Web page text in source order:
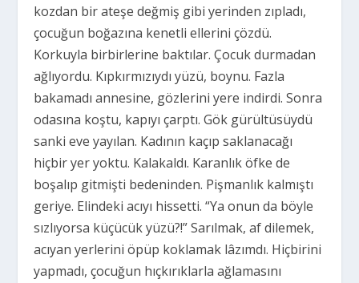
kozdan bir ateşe değmiş gibi yerinden zıpladı,
çocuğun boğazına kenetli ellerini çözdü.
Korkuyla birbirlerine baktılar. Çocuk durmadan
ağlıyordu. Kıpkırmızıydı yüzü, boynu. Fazla
bakamadı annesine, gözlerini yere indirdi. Sonra
odasına koştu, kapıyı çarptı. Gök gürültüsüydü
sanki eve yayılan. Kadının kaçıp saklanacağı
hiçbir yer yoktu. Kalakaldı. Karanlık öfke de
boşalıp gitmişti bedeninden. Pişmanlık kalmıştı
geriye. Elindeki acıyı hissetti. “Ya onun da böyle
sızlıyorsa küçücük yüzü?!” Sarılmak, af dilemek,
acıyan yerlerini öpüp koklamak lâzımdı. Hiçbirini
yapmadı, çocuğun hıçkırıklarla ağlamasını